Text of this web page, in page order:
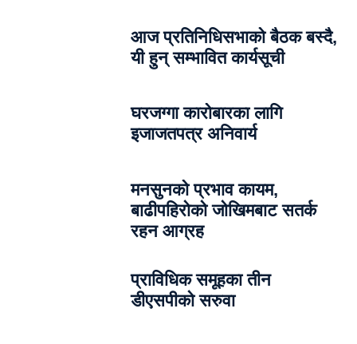
आज प्रतिनिधिसभाको बैठक बस्दै,
यी हुन् सम्भावित कार्यसूची
घरजग्गा कारोबारका लागि
इजाजतपत्र अनिवार्य
मनसुनको प्रभाव कायम,
बाढीपहिरोको जोखिमबाट सतर्क
रहन आग्रह
प्राविधिक समूहका तीन
डीएसपीको सरुवा